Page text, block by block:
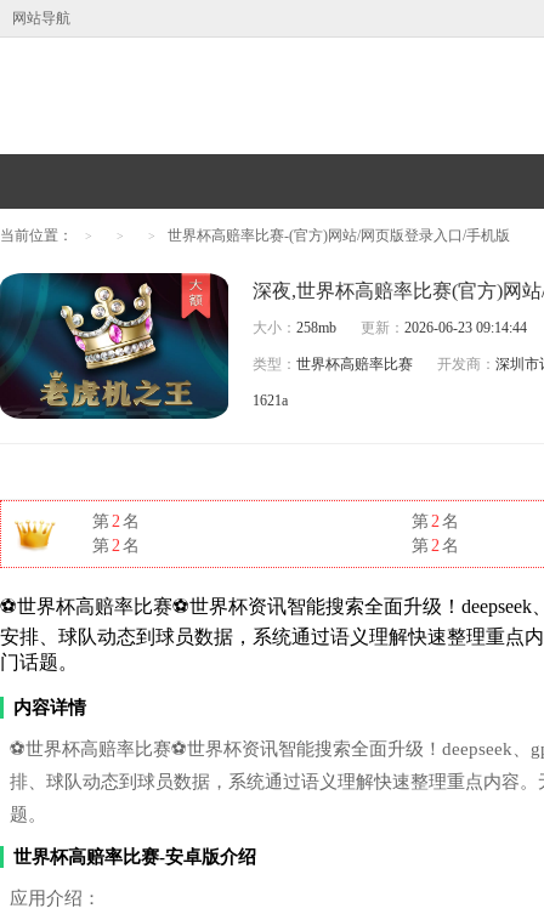
网站导航
当前位置： > > > 世界杯高赔率比赛-(官方)网站/网页版登录入口/手机版
大小：258mb 更新：2026-06-23 09:14:44
类型：世界杯高赔率比赛 开发商：深圳市
1621a
第2名 第2名
第2名 第2名
⚽世界杯高赔率比赛⚽世界杯资讯智能搜索全面升级！
安排、球队动态到球员数据，系统通过语义理解快速整理重点
门话题。
内容详情
⚽世界杯高赔率比赛⚽世界杯资讯智能搜索全面升级！deepseek
排、球队动态到球员数据，系统通过语义理解快速整理重点内容
题。
世界杯高赔率比赛-安卓版介绍
应用介绍：